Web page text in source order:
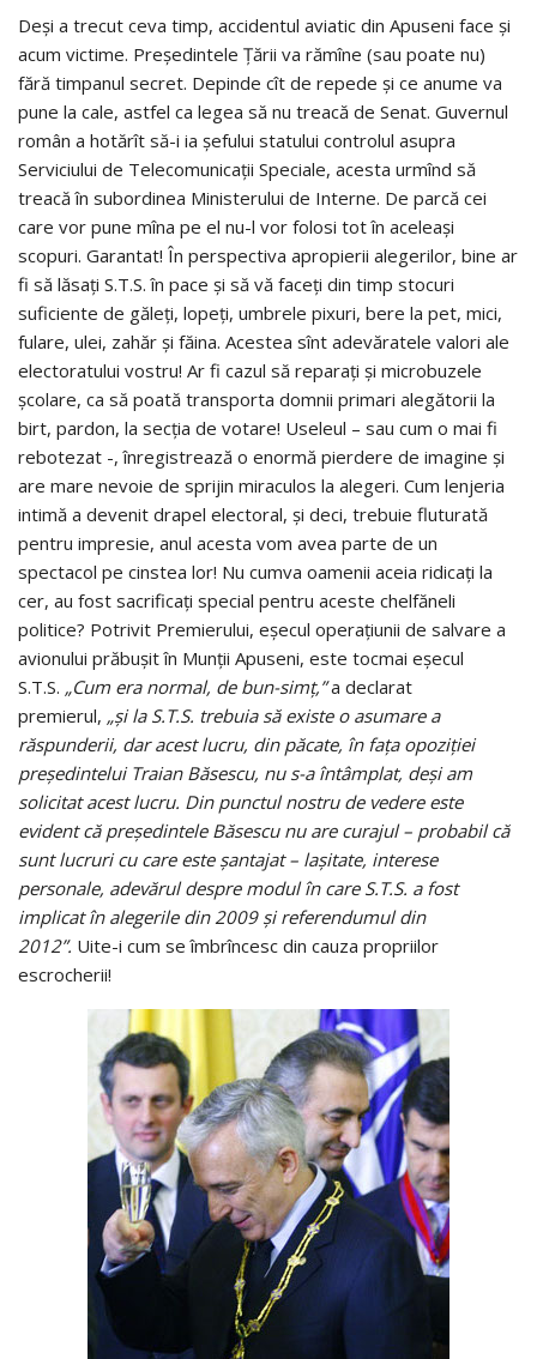
Deşi a trecut ceva timp, accidentul aviatic din Apuseni face şi
acum victime. Preşedintele Ţării va rămîne (sau poate nu)
fără timpanul secret. Depinde cît de repede şi ce anume va
pune la cale, astfel ca legea să nu treacă de Senat. Guvernul
român a hotărît să-i ia şefului statului controlul asupra
Serviciului de Telecomunicaţii Speciale, acesta urmînd să
treacă în subordinea Ministerului de Interne. De parcă cei
care vor pune mîna pe el nu-l vor folosi tot în aceleaşi
scopuri. Garantat! În perspectiva apropierii alegerilor, bine ar
fi să lăsaţi S.T.S. în pace şi să vă faceţi din timp stocuri
suficiente de găleţi, lopeţi, umbrele pixuri, bere la pet, mici,
fulare, ulei, zahăr şi făina. Acestea sînt adevăratele valori ale
electoratului vostru! Ar fi cazul să reparaţi şi microbuzele
şcolare, ca să poată transporta domnii primari alegătorii la
birt, pardon, la secţia de votare! Useleul – sau cum o mai fi
rebotezat -, înregistrează o enormă pierdere de imagine şi
are mare nevoie de sprijin miraculos la alegeri. Cum lenjeria
intimă a devenit drapel electoral, şi deci, trebuie fluturată
pentru impresie, anul acesta vom avea parte de un
spectacol pe cinstea lor! Nu cumva oamenii aceia ridicaţi la
cer, au fost sacrificaţi special pentru aceste chelfăneli
politice? Potrivit Premierului, eşecul operaţiunii de salvare a
avionului prăbuşit în Munţii Apuseni, este tocmai eşecul
S.T.S. „Cum era normal, de bun-simţ,”a declarat
premierul, „şi la S.T.S. trebuia să existe o asumare a
răspunderii, dar acest lucru, din păcate, în faţa opoziţiei
preşedintelui Traian Băsescu, nu s-a întâmplat, deşi am
solicitat acest lucru. Din punctul nostru de vedere este
evident că preşedintele Băsescu nu are curajul – probabil că
sunt lucruri cu care este şantajat – laşitate, interese
personale, adevărul despre modul în care S.T.S. a fost
implicat în alegerile din 2009 şi referendumul din
2012”. Uite-i cum se îmbrîncesc din cauza propriilor
escrocherii!